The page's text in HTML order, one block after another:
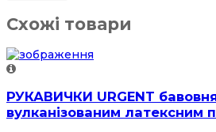
Схожі товари
РУКАВИЧКИ URGENT
вулканізованим латексним